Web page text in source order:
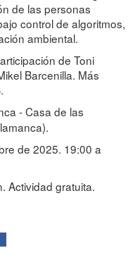
de las personas
control de algoritmos,
ambiental.
de Toni
Barcenilla. Más
- Casa de las
de 2025. 19:00 a
Actividad gratuita.